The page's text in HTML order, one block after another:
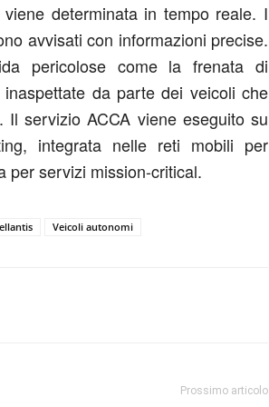
determinata in tempo reale. I
avvisati con informazioni precise.
pericolose come la frenata di
da parte dei veicoli che
Il servizio ACCA viene eseguito su
integrata nelle reti mobili per
per servizi mission-critical.
Veicoli autonomi
Prossimo articolo